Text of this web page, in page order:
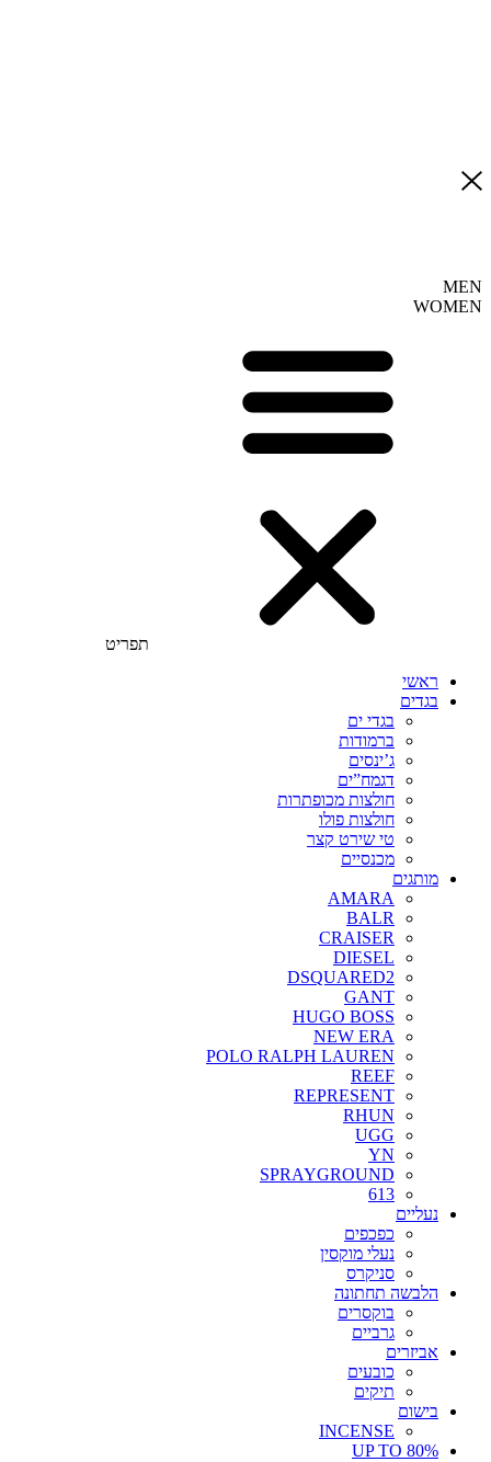
MEN
WOMEN
תפריט
ראשי
בגדים
בגדי ים
ברמודות
ג’ינסים
דגמח”ים
חולצות מכופתרות
חולצות פולו
טי שירט קצר
מכנסיים
מותגים
AMARA
BALR
CRAISER
DIESEL
DSQUARED2
GANT
HUGO BOSS
NEW ERA
POLO RALPH LAUREN
REEF
REPRESENT
RHUN
UGG
YN
SPRAYGROUND
613
נעליים
כפכפים
נעלי מוקסין
סניקרס
הלבשה תחתונה
בוקסרים
גרביים
אביזרים
כובעים
תיקים
בישום
INCENSE
UP TO 80%